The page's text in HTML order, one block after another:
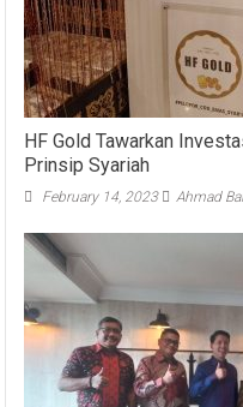
HF Gold Tawarkan
Prinsip Syariah
February 14, 2023 Ahmad